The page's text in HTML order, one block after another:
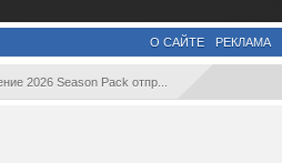
О САЙТЕ РЕКЛАМА
2026 Season Pack отпр...